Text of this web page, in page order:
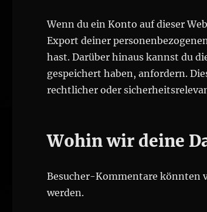
Wenn du ein Konto auf dieser
Export deiner
hast. Darüber hinaus kannst du
gespeichert haben, anfordern.
rechtlicher oder
Wohin wir deine
Besucher-Kommentare könnten
werden.